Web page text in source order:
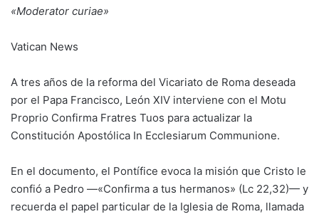
«Moderator curiae»
Vatican News
A tres años de la reforma del Vicariato de Roma deseada
por el Papa Francisco, León XIV interviene con el Motu
Proprio Confirma Fratres Tuos para actualizar la
Constitución Apostólica In Ecclesiarum Communione.
En el documento, el Pontífice evoca la misión que Cristo le
confió a Pedro —«Confirma a tus hermanos» (Lc 22,32)— y
recuerda el papel particular de la Iglesia de Roma, llamada